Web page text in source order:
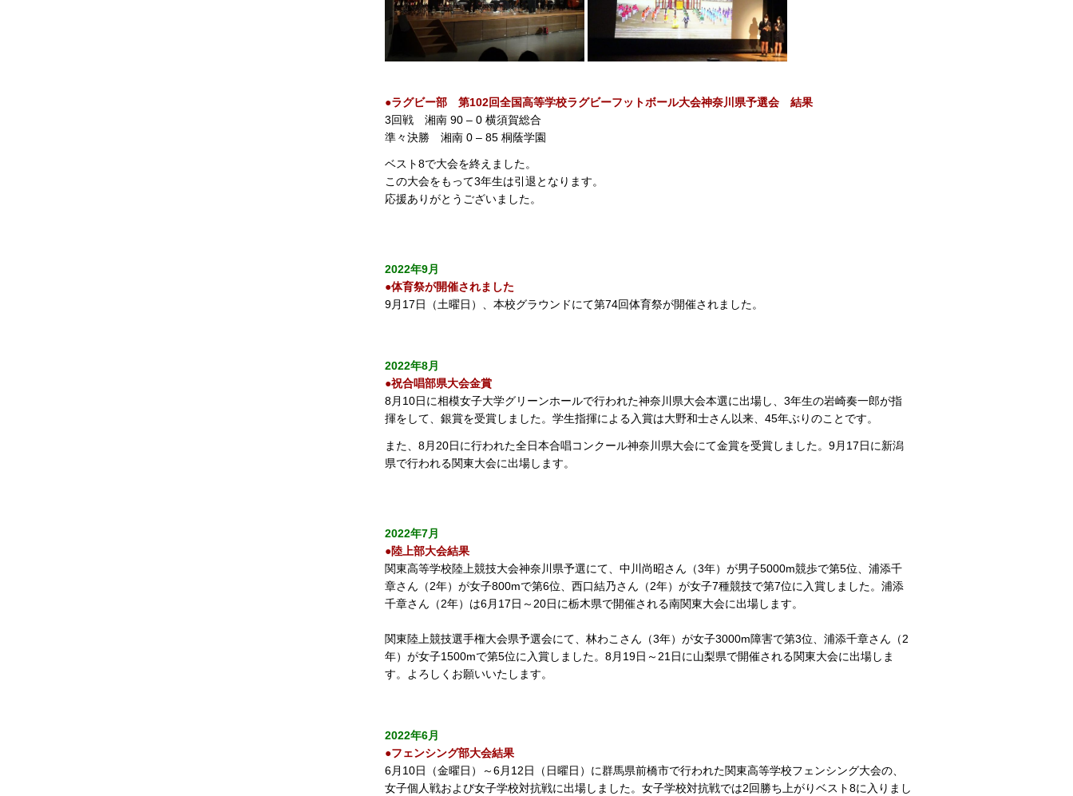
●ラグビー部 第102回全国高等学校ラグビーフットボール大会神奈川県予選会 結果
3回戦 湘南 90 – 0 横須賀総合
準々決勝 湘南 0 – 85 桐蔭学園
ベスト8で大会を終えました。
この大会をもって3年生は引退となります。
応援ありがとうございました。
2022年9月
●体育祭が開催されました
9月17日（土曜日）、本校グラウンドにて第74回体育祭が開催されました。
2022年8月
●祝合唱部県大会金賞
8月10日に相模女子大学グリーンホールで行われた神奈川県大会本選に出場し、3年生の岩崎奏一郎が指
揮をして、銀賞を受賞しました。学生指揮による入賞は大野和士さん以来、45年ぶりのことです。
また、8月20日に行われた全日本合唱コンクール神奈川県大会にて金賞を受賞しました。9月17日に新潟
県で行われる関東大会に出場します。
2022年7月
●陸上部大会結果
関東高等学校陸上競技大会神奈川県予選にて、中川尚昭さん（3年）が男子5000m競歩で第5位、浦添千
章さん（2年）が女子800mで第6位、西口結乃さん（2年）が女子7種競技で第7位に入賞しました。浦添
千章さん（2年）は6月17日～20日に栃木県で開催される南関東大会に出場します。
関東陸上競技選手権大会県予選会にて、林わこさん（3年）が女子3000m障害で第3位、浦添千章さん（2
年）が女子1500mで第5位に入賞しました。8月19日～21日に山梨県で開催される関東大会に出場しま
す。よろしくお願いいたします。
2022年6月
●フェンシング部大会結果
6月10日（金曜日）～6月12日（日曜日）に群馬県前橋市で行われた関東高等学校フェンシング大会の、
女子個人戦および女子学校対抗戦に出場しました。女子学校対抗戦では2回勝ち上がりベスト8に入りまし